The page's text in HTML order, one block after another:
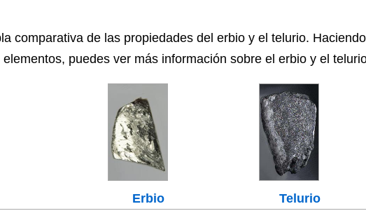
comparativa de las propiedades del erbio y el telurio.
puedes ver más información sobre el erbio y el
Erbio
Telurio